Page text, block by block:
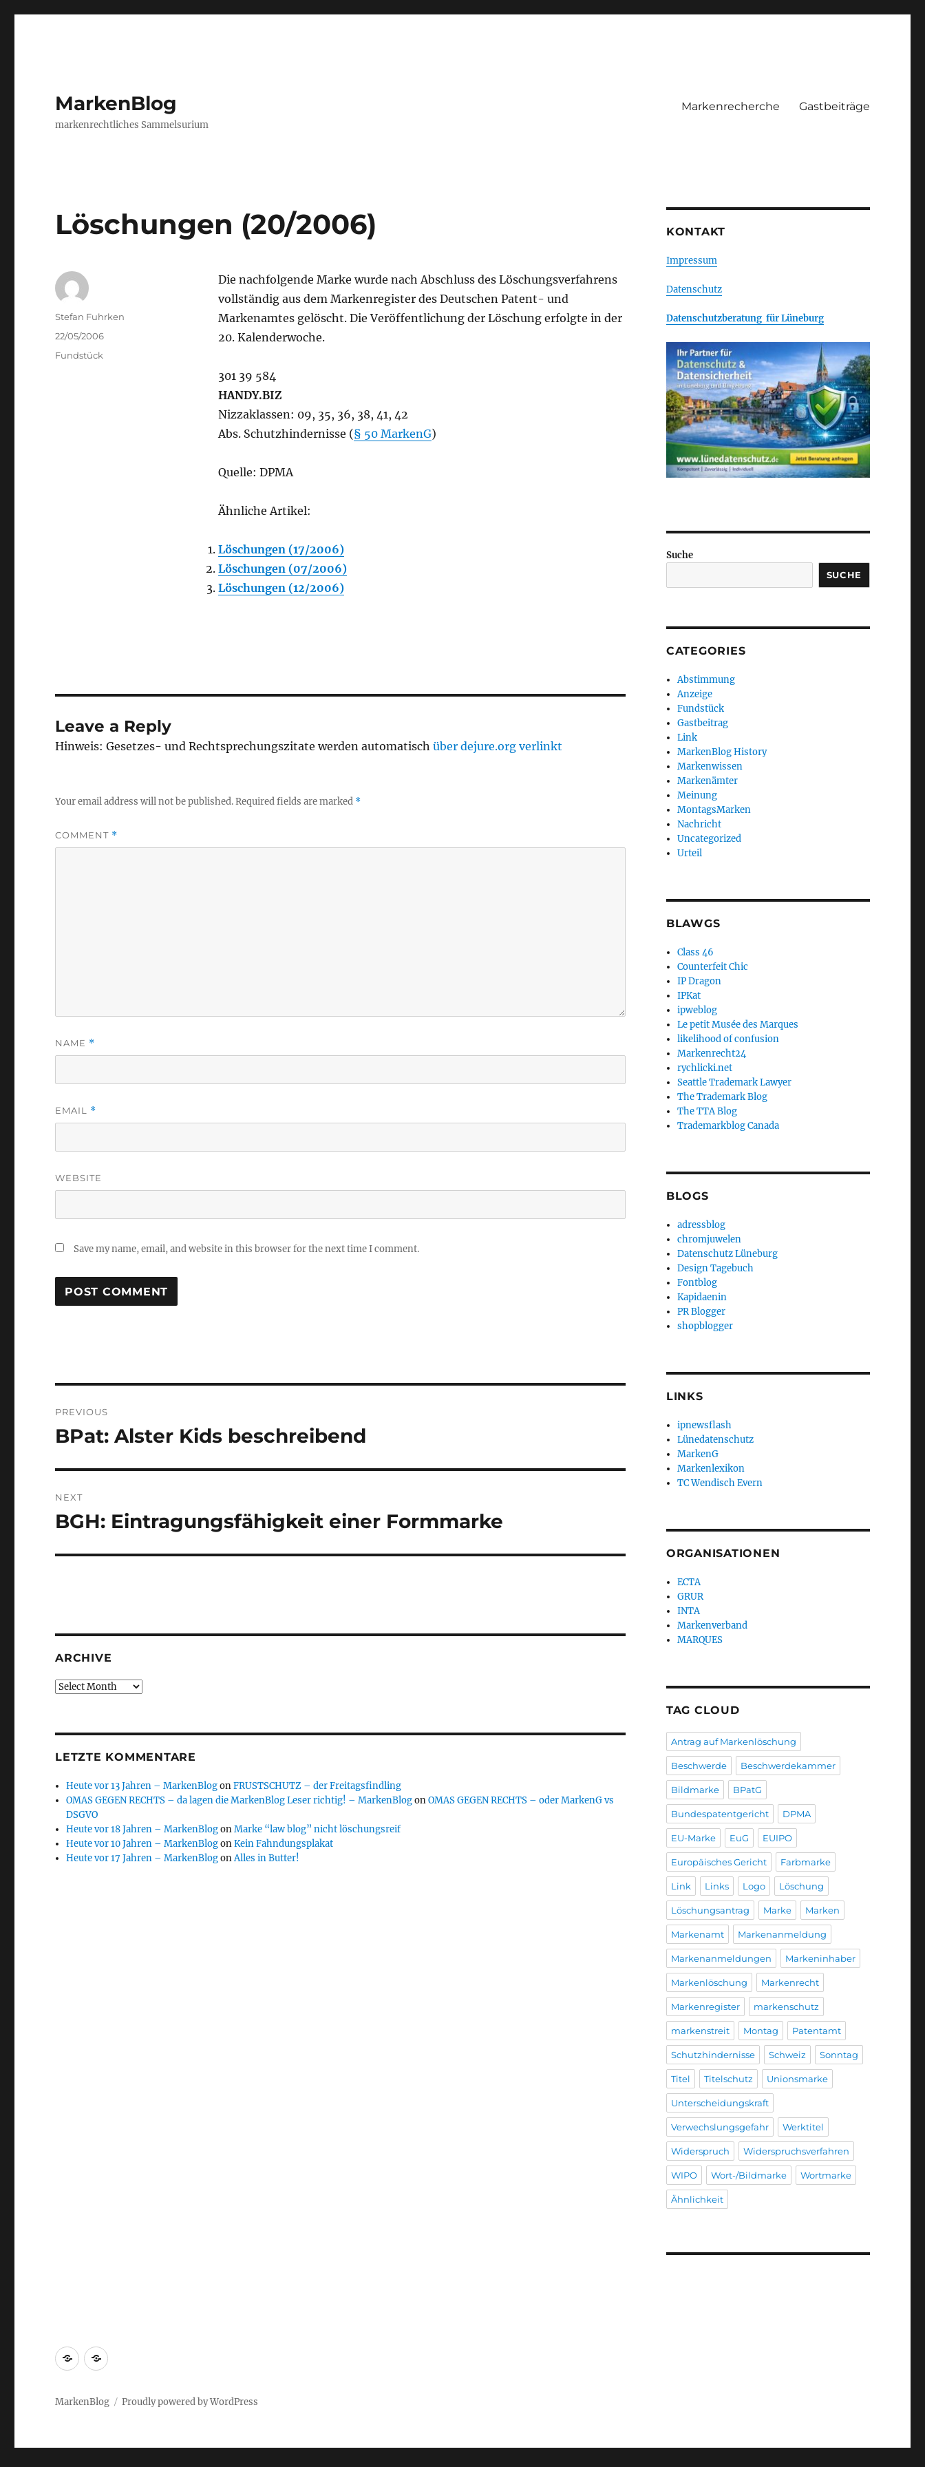
MarkenBlog
markenrechtliches Sammelsurium
Markenrecherche Gastbeiträge
Löschungen (20/2006)
Die nachfolgende Marke wurde nach Abschluss des Löschungsverfahrens
vollständig aus dem Markenregister des Deutschen Patent- und
Markenamtes gelöscht. Die Veröffentlichung der Löschung erfolgte in der
20. Kalenderwoche.
301 39 584
HANDY.BIZ
Nizzaklassen: 09, 35, 36, 38, 41, 42
Abs. Schutzhindernisse (§ 50 MarkenG)
Quelle: DPMA
Ähnliche Artikel:
Löschungen (17/2006)
Löschungen (07/2006)
Löschungen (12/2006)
Author
Stefan Fuhrken
Posted
22/05/2006
Categories
Fundstück
Leave a Reply
Hinweis: Gesetzes- und Rechtsprechungszitate werden automatischüber dejure.org verlinkt
Your email address will not be published.Required fields are marked *
COMMENT *
NAME *
EMAIL *
WEBSITE
Save my name, email, and website in this browser for the next time I comment.
navigation
PREVIOUS
Previous
BPat: Alster Kids beschreibend
NEXT
Next
BGH: Eintragungsfähigkeit einer Formmarke
ARCHIVE
Archive
LETZTE KOMMENTARE
Heute vor 13 Jahren – MarkenBlogonFRUSTSCHUTZ – der Freitagsfindling
OMAS GEGEN RECHTS – da lagen die MarkenBlog Leser richtig! – MarkenBlogonOMAS GEGEN RECHTS – oder MarkenG vs
DSGVO
Heute vor 18 Jahren – MarkenBlogonMarke “law blog” nicht löschungsreif
Heute vor 10 Jahren – MarkenBlogonKein Fahndungsplakat
Heute vor 17 Jahren – MarkenBlogonAlles in Butter!
KONTAKT
Impressum
Datenschutz
Datenschutzberatung für Lüneburg
Suche
SUCHE
CATEGORIES
Abstimmung
Anzeige
Fundstück
Gastbeitrag
Link
MarkenBlog History
Markenwissen
Markenämter
Meinung
MontagsMarken
Nachricht
Uncategorized
Urteil
BLAWGS
Class 46
Counterfeit Chic
IP Dragon
IPKat
ipweblog
Le petit Musée des Marques
likelihood of confusion
Markenrecht24
rychlicki.net
Seattle Trademark Lawyer
The Trademark Blog
The TTA Blog
Trademarkblog Canada
BLOGS
adressblog
chromjuwelen
Datenschutz Lüneburg
Design Tagebuch
Fontblog
Kapidaenin
PR Blogger
shopblogger
LINKS
ipnewsflash
Lünedatenschutz
MarkenG
Markenlexikon
TC Wendisch Evern
ORGANISATIONEN
ECTA
GRUR
INTA
Markenverband
MARQUES
TAG CLOUD
Antrag auf Markenlöschung
Beschwerde Beschwerdekammer
Bildmarke BPatG
Bundespatentgericht DPMA
EU-Marke EuG EUIPO
Europäisches Gericht Farbmarke
Link Links Logo Löschung
Löschungsantrag Marke Marken
Markenamt Markenanmeldung
Markenanmeldungen Markeninhaber
Markenlöschung Markenrecht
Markenregister markenschutz
markenstreit Montag Patentamt
Schutzhindernisse Schweiz Sonntag
Titel Titelschutz Unionsmarke
Unterscheidungskraft
Verwechslungsgefahr Werktitel
Widerspruch Widerspruchsverfahren
WIPO Wort-/Bildmarke Wortmarke
Ähnlichkeit
Markenrecherche
Gastbeiträge
MarkenBlog Proudly powered by WordPress